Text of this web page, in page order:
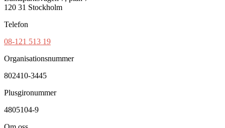
120 31 Stockholm
Telefon
08-121 513 19
Organisationsnummer
802410-3445
Plusgironummer
4805104-9